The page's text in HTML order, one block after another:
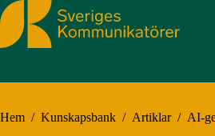
Sveriges Kommunikatörer
Hem / Kunskapsbank / Artiklar / AI-